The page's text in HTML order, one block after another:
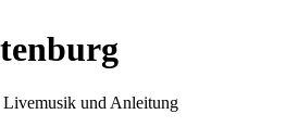
und Anleitung